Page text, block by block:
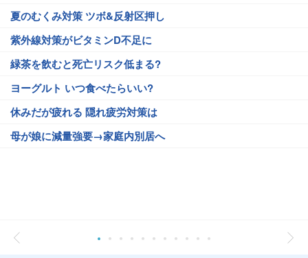
夏のむくみ対策 ツボ&反射区押し
紫外線対策がビタミンD不足に
緑茶を飲むと死亡リスク低まる?
ヨーグルト いつ食べたらいい?
休みだが疲れる 隠れ疲労対策は
母が娘に減量強要→家庭内別居へ